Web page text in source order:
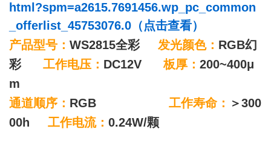
html?spm=a2615.7691456.wp_pc_common
_offerlist_45753076.0（点击查看）
产品型号： WS2815全彩 发光颜色： RGB幻
彩
工作电压： DC12V 板厚： 200~400μ
m
通道顺序： RGB 工作寿命： ＞300
00h 工作电流： 0.24W/颗